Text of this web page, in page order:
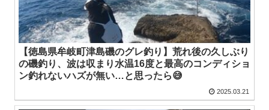
【徳島県牟岐町津島磯のグレ釣り】荒れ後の久しぶり
の磯釣り、波は収まり水温16度と最高のコンディショ
ン釣れないハズが無い…と思ったら😅
2025.03.21